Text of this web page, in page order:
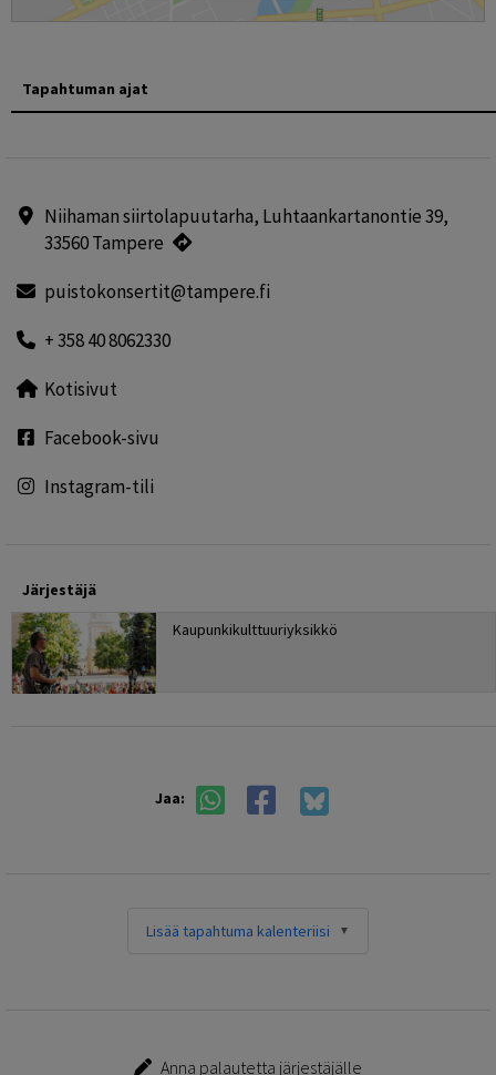
Tapahtuman ajat
Niihaman siirtolapuutarha, Luhtaankartanontie 39,
33560 Tampere
puistokonsertit@tampere.fi
+ 358 40 8062330
Kotisivut
Facebook-sivu
Instagram-tili
Järjestäjä
Kaupunkikulttuuriyksikkö
Jaa:
Lisää tapahtuma kalenteriisi
Anna palautetta järjestäjälle